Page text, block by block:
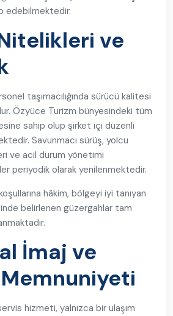
edebilmektedir.
ve
taşımacılığında sürücü kalitesi
Özyüce Turizm bünyesindeki tüm
sahip olup şirket içi düzenli
Savunmacı sürüş, yolcu
ve acil durum yönetimi
periyodik olarak yenilenmektedir.
hâkim, bölgeyi iyi tanıyan
belirlenen güzergahlar tam
İmaj ve
Memnuniyeti
hizmeti, yalnızca bir ulaşım